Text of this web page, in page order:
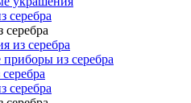
серебра
серебра
из серебра
из серебра
серебра